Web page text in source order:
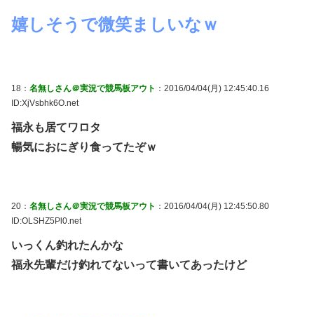
嬉しそうで微笑ましいなｗ
18： 名無しさん＠実況で競馬板アウト ：2016/04/04(月) 12:45:40.16
ID:XjVsbhk6O.net
福永も居てワロタ
暢気におにぎり食ってたぞｗ
20： 名無しさん＠実況で競馬板アウト ：2016/04/04(月) 12:45:50.80
ID:OLSHZ5Pl0.net
いっくん釣れたんかな
福永先輩だけ釣れてないって書いてあったけど